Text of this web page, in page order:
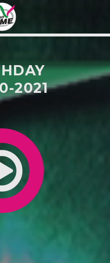
WEB:
2021